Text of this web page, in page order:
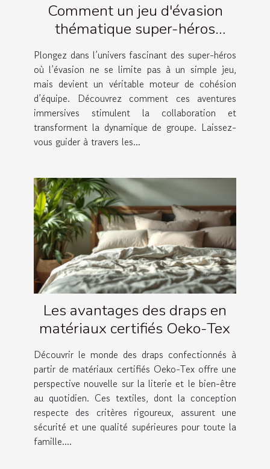
Comment un jeu d'évasion
thématique super-héros
renforce la cohésion d'équipe ?
Plongez dans l’univers fascinant des super-héros
où l’évasion ne se limite pas à un simple jeu,
mais devient un véritable moteur de cohésion
d’équipe. Découvrez comment ces aventures
immersives stimulent la collaboration et
transforment la dynamique de groupe. Laissez-
vous guider à travers les...
Les avantages des draps en
matériaux certifiés Oeko-Tex
Découvrir le monde des draps confectionnés à
partir de matériaux certifiés Oeko-Tex offre une
perspective nouvelle sur la literie et le bien-être
au quotidien. Ces textiles, dont la conception
respecte des critères rigoureux, assurent une
sécurité et une qualité supérieures pour toute la
famille....